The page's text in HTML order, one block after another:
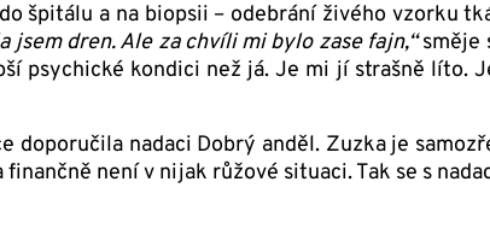
špitálu a na biopsii – odebrání živého vzorku
jsem dren. Ale za chvíli mi bylo zase fajn,“směje
psychické kondici než já. Je mi jí strašně líto.
doporučila nadaci Dobrý anděl. Zuzka je
není v nijak růžové situaci. Tak se s